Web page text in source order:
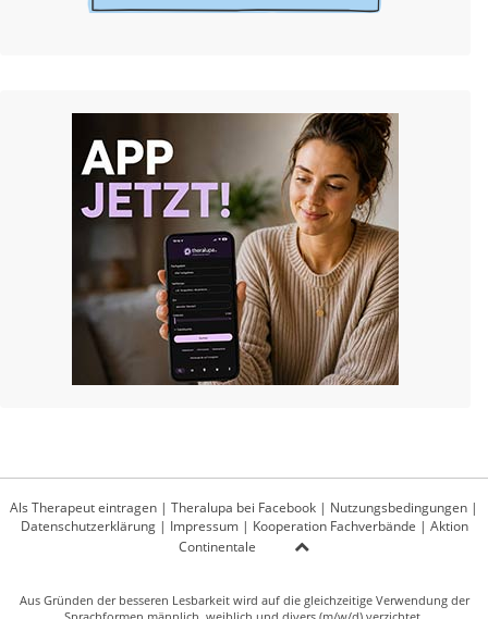
Als Therapeut eintragen | Theralupa bei Facebook | Nutzungsbedingungen |
Datenschutzerklärung| Impressum| Kooperation Fachverbände | Aktion
Continentale
Aus Gründen der besseren Lesbarkeit wird auf die gleichzeitige Verwendung der